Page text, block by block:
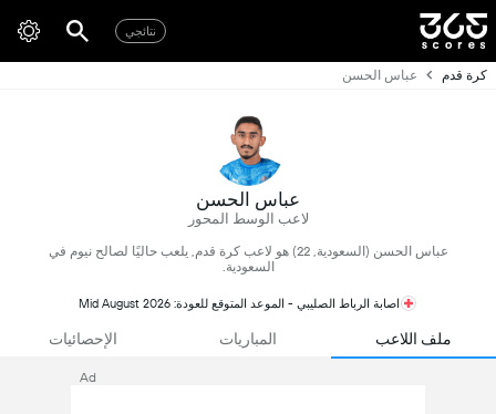
نتائجي
كرة قدم عباس الحسن
عباس الحسن
لاعب الوسط المحور
عباس الحسن (السعودية, 22) هو لاعب كرة قدم, يلعب حاليًا لصالح نيوم في
السعودية.
اصابة الرباط الصليبي - الموعد المتوقع للعودة: Mid August 2026
ملف اللاعب المباريات الإحصائيات
Ad